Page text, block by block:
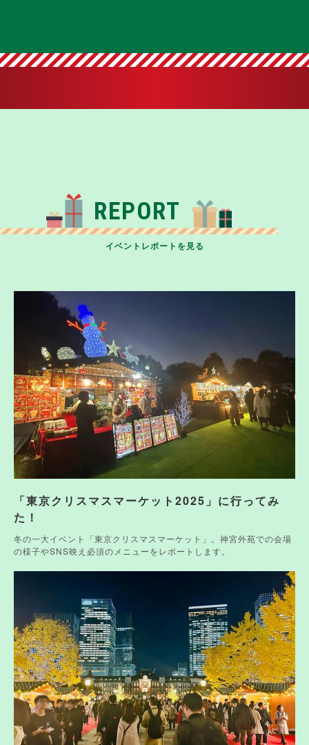
で、クリスマスの特別なひとときを過ごしてみてはいかがでしょうか。 ◆
ポップアップスペース 今回のコラボレーションツリーの展示を記念し、ゲ
た作品も展示されていくライブ感のある空間に。色と音の感動の輪を広げる
REPORT
イベントレポートを見る
「東京クリスマスマーケット2025」に行ってみ
た！
冬の一大イベント「東京クリスマスマーケット」。神宮外苑での会場
の様子やSNS映え必須のメニューをレポートします。